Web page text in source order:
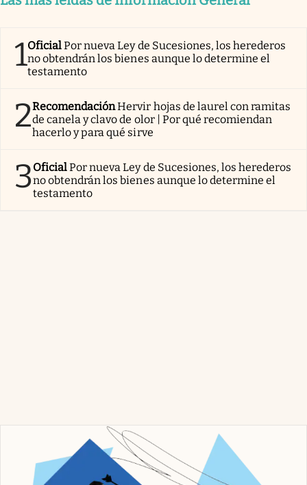
1OficialPor nueva Ley de Sucesiones, los herederos
no obtendrán los bienes aunque lo determine el
testamento
2RecomendaciónHervir hojas de laurel con ramitas
de canela y clavo de olor | Por qué recomiendan
hacerlo y para qué sirve
3OficialPor nueva Ley de Sucesiones, los herederos
no obtendrán los bienes aunque lo determine el
testamento